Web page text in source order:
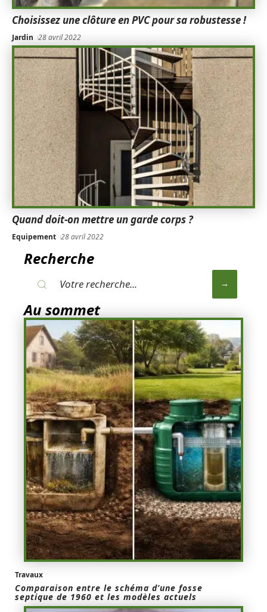
Choisissez une clôture en PVC pour sa robustesse !
Jardin 28 avril 2022
Quand doit-on mettre un garde corps ?
Equipement 28 avril 2022
Recherche
Au sommet
Travaux
Comparaison entre le schéma d’une fosse
septique de 1960 et les modèles actuels